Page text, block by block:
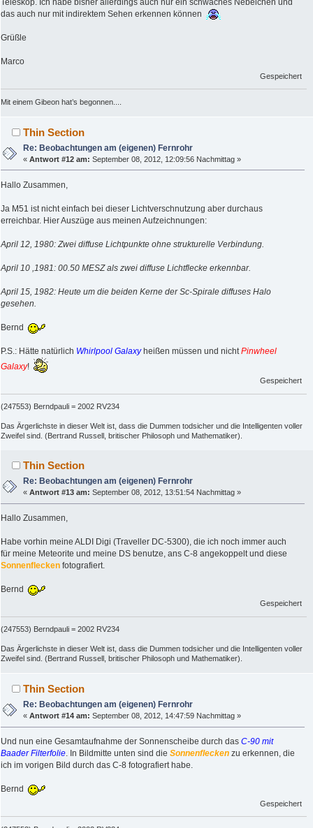
Teleskop. Ich habe bisher allerdings auch nur ein schwaches Nebelchen und
das auch nur mit indirektem Sehen erkennen können
Grüßle
Marco
Gespeichert
Mit einem Gibeon hat’s begonnen....
Thin Section
Re: Beobachtungen am (eigenen) Fernrohr
«Antwort #12 am: September 08, 2012, 12:09:56 Nachmittag »
Hallo Zusammen,
Ja M51 ist nicht einfach bei dieser Lichtverschnutzung aber durchaus
erreichbar. Hier Auszüge aus meinen Aufzeichnungen:
April 12, 1980: Zwei diffuse Lichtpunkte ohne strukturelle Verbindung.
April 10 ,1981: 00.50 MESZ als zwei diffuse Lichtflecke erkennbar.
April 15, 1982: Heute um die beiden Kerne der Sc-Spirale diffuses Halo
gesehen.
Bernd
P.S.: Hätte natürlich Whirlpool Galaxyheißen müssen und nicht Pinwheel
Galaxy!
Gespeichert
(247553) Berndpauli = 2002 RV234
Das Ärgerlichste in dieser Welt ist, dass die Dummen todsicher und die Intelligenten voller
Zweifel sind. (Bertrand Russell, britischer Philosoph und Mathematiker).
Thin Section
Re: Beobachtungen am (eigenen) Fernrohr
«Antwort #13 am: September 08, 2012, 13:51:54 Nachmittag »
Hallo Zusammen,
Habe vorhin meine ALDI Digi (Traveller DC-5300), die ich noch immer auch
für meine Meteorite und meine DS benutze, ans C-8 angekoppelt und diese
Sonnenflecken fotografiert.
Bernd
Gespeichert
(247553) Berndpauli = 2002 RV234
Das Ärgerlichste in dieser Welt ist, dass die Dummen todsicher und die Intelligenten voller
Zweifel sind. (Bertrand Russell, britischer Philosoph und Mathematiker).
Thin Section
Re: Beobachtungen am (eigenen) Fernrohr
«Antwort #14 am: September 08, 2012, 14:47:59 Nachmittag »
Und nun eine Gesamtaufnahme der Sonnenscheibe durch das C-90 mit
Baader Filterfolie. In Bildmitte unten sind die Sonnenflecken zu erkennen, die
ich im vorigen Bild durch das C-8 fotografiert habe.
Bernd
Gespeichert